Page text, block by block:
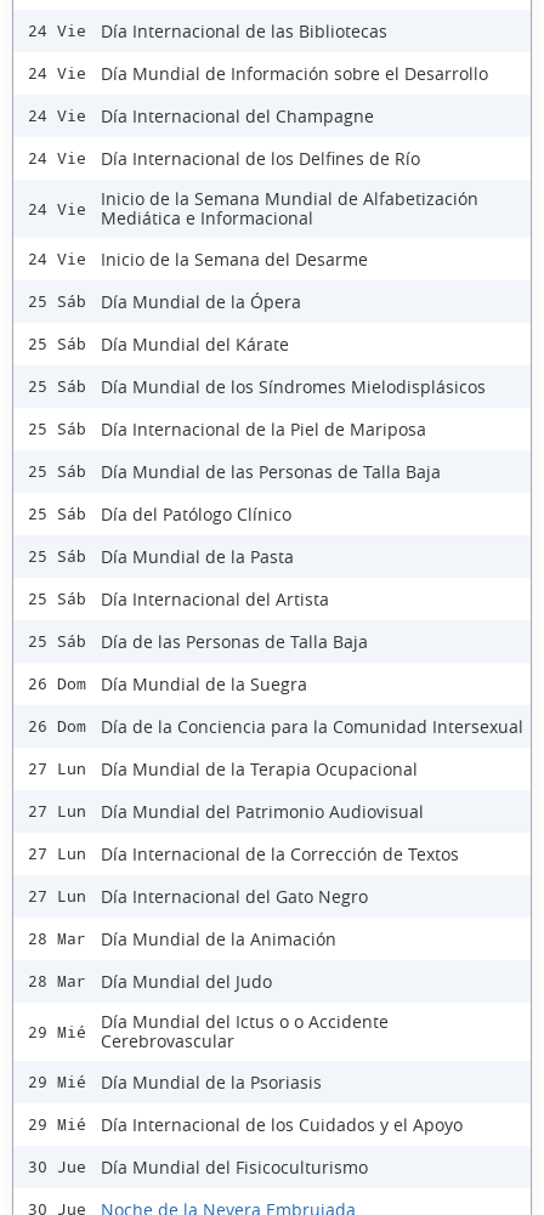
24 Vie Día Internacional de las Bibliotecas
24 Vie Día Mundial de Información sobre el Desarrollo
24 Vie Día Internacional del Champagne
24 Vie Día Internacional de los Delfines de Río
24 Vie
Inicio de la Semana Mundial de Alfabetización
Mediática e Informacional
24 Vie Inicio de la Semana del Desarme
25 Sáb Día Mundial de la Ópera
25 Sáb Día Mundial del Kárate
25 Sáb Día Mundial de los Síndromes Mielodisplásicos
25 Sáb Día Internacional de la Piel de Mariposa
25 Sáb Día Mundial de las Personas de Talla Baja
25 Sáb Día del Patólogo Clínico
25 Sáb Día Mundial de la Pasta
25 Sáb Día Internacional del Artista
25 Sáb Día de las Personas de Talla Baja
26 Dom Día Mundial de la Suegra
26 Dom Día de la Conciencia para la Comunidad Intersexual
27 Lun Día Mundial de la Terapia Ocupacional
27 Lun Día Mundial del Patrimonio Audiovisual
27 Lun Día Internacional de la Corrección de Textos
27 Lun Día Internacional del Gato Negro
28 Mar Día Mundial de la Animación
28 Mar Día Mundial del Judo
29 Mié
Día Mundial del Ictus o o Accidente
Cerebrovascular
29 Mié Día Mundial de la Psoriasis
29 Mié Día Internacional de los Cuidados y el Apoyo
30 Jue Día Mundial del Fisicoculturismo
30 Jue Noche de la Nevera Embrujada